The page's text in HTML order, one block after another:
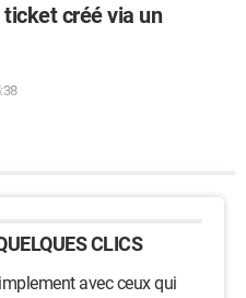
créé via un
CLICS
avec ceux qui